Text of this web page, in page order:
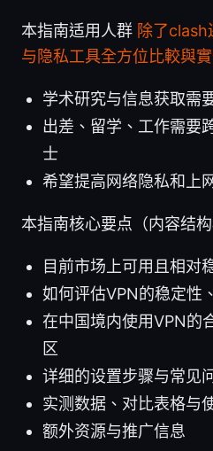
本指南适用人群 除了clash
与隐私工具全方位比較與
学术研究与信息获取需
出差、留学、工作需要
士
希望提高网络隐私和上
本指南核心要点（内容结构
目前市场上可用且相对
如何评估VPN的稳定性
在中国境内使用VPN的
区
详细的设置步骤与常见
实测数据、对比表格与
额外资源与推广信息